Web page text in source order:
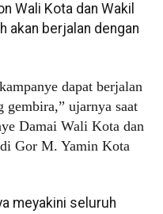
Wali Kota dan Wakil
akan berjalan dengan
dapat berjalan
gembira,” ujarnya saat
Damai Wali Kota dan
Gor M. Yamin Kota
meyakini seluruh